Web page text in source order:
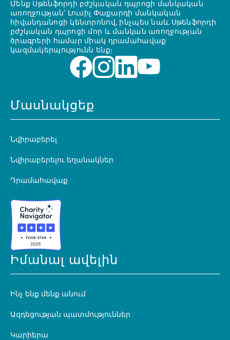
Մենք Սթենֆորդի բժշկական դպրոցի մանկական
առողջության՝ Լուսիլ Փաքարդի մանկական
հիվանդանոցի կենտրոնով, ինչպես նաև Սթենֆորդի
բժշկական դպրոցի մոր և մանկան առողջության
ծրագրերի համար միակ դրամահավաք
կազմակերպությունն ենք։
Մասնակցեք
Նվիրաբերել
Նվիրաբերելու եղանակներ
Դրամահավաք
Իմանալ ավելին
Ինչ ենք մենք անում
Ազդեցության պատմություններ
Կարիերա